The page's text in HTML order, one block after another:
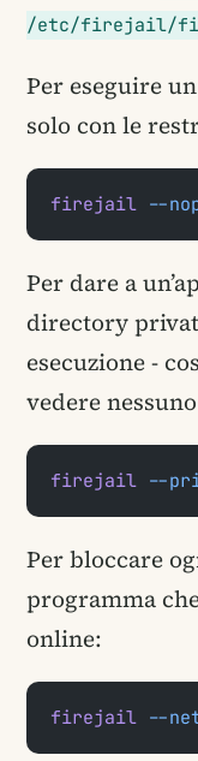
/etc/firejail/
Per eseguire
solo con le
firejail --
Per dare a
directory
esecuzione -
vedere
firejail --
Per bloccare
programma
online:
firejail --